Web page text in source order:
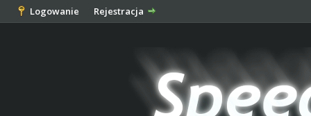
Logowanie Rejestracja